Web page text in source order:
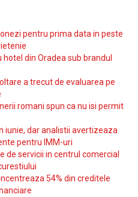
pentru prima data in peste
din Oradea sub brandul
a trecut de evaluarea pe
romani spun ca nu isi permit
iunie, dar analistii avertizeaza
pentru IMM-uri
de servicii in centrul comercial
54% din creditele